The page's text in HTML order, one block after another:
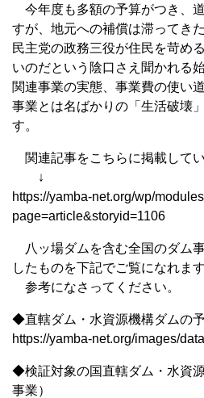
今年度も多額の予算がつき、
すが、地元への補償は滞ってき
民主党の政務三役が住民を苛め
いのだという陰口さえ聞かれる
関連事業の実態、事業費の使い
事業とは名ばかりの「生活破壊
す。
関連記事をこちらに掲載してい
↓
https://yamba-net.org/wp/
page=article&storyid=1106
八ッ場ダムを含む全国のダム
したものを下記でご覧になれます
参考になさってください。
◆直轄ダム・水資源機構ダムの予
https://yamba-net.org/images/
◆検証対象の国直轄ダム・水資
事業）